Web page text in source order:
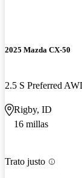
2025 Mazda CX-50
2.5 S Preferred
Rigby, ID
16 millas
Trato justo